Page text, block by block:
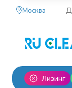
Москва
Лизинг